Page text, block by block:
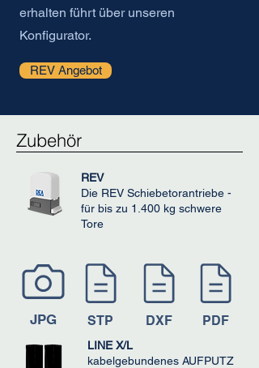
erhalten führt über unseren
Konfigurator.
REV Angebot
Zubehör
REV
Die REV Schiebetorantriebe -
für bis zu 1.400 kg schwere
Tore
JPG STP DXF PDF
LINE X/L
kabelgebundenes AUFPUTZ